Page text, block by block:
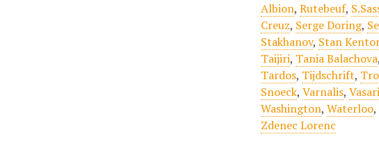
Albion,Rutebeuf,
Creuz, Serge Doring,
Stakhanov, Stan
Taijiri, Tania Balachova,
Tardos, Tijdschrift,
Snoeck,Varnalis,
Washington,Waterloo,
Zdenec Lorenc